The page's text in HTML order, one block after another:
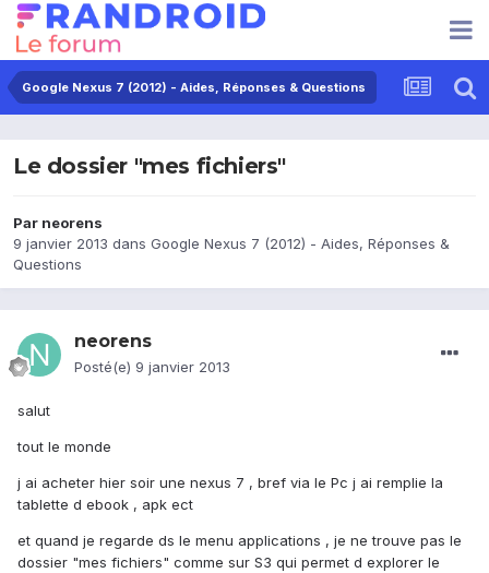
Google Nexus 7 (2012) - Aides, Réponses & Questions
Le dossier "mes fichiers"
Par neorens
9 janvier 2013 dans Google Nexus 7 (2012) - Aides, Réponses &
Questions
neorens
Posté(e) 9 janvier 2013
salut
tout le monde
j ai acheter hier soir une nexus 7 , bref via le Pc j ai remplie la
tablette d ebook , apk ect
et quand je regarde ds le menu applications , je ne trouve pas le
dossier "mes fichiers" comme sur S3 qui permet d explorer le